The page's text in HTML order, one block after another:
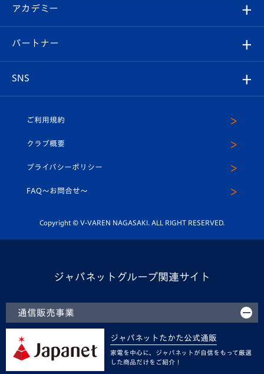
イベント
メディア
ホームタウン
スタッフプロフィール
マスコット紹介
平和祈念活動
ホームタウン活動
ヴィヴィくんの長崎おもてなしガイド
スタジアムグルメ
V-LOVERS（ファンクラブ）
プレイヤーズスイート
オンラインショップ
店舗情報
アカデミー
育成からのお知らせ
U-18
スクール
パートナー
SNS
ヴィヴィくんインスタグラム
公式LINE＠
ご利用規約
クラブ概要
プライバシーポリシー
FAQ〜お問合せ〜
Copyright © V-VAREN NAGASAKI. ALL RIGHT RESERVED.
ジャパネットグループ関連サイト
通信販売事業
ジャパネットたかた公式通販
家電を中心に、ジャパネットが自信をもって厳選
した商品だけをご紹介！